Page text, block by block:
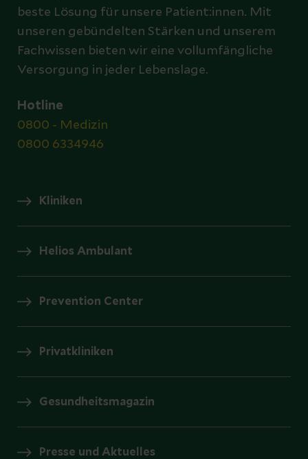
beste Lösung für unsere Patient:innen. Mit
unseren gebündelten Stärken und unserem
Fachwissen bieten wir eine vollumfängliche
Versorgung in jeder Lebenslage.
Hotline
0800 - Medizin
0800 6334946
Kliniken
Helios Ambulant
Prevention Center
Privatkliniken
Gesundheitsmagazin
Presse und Aktuelles